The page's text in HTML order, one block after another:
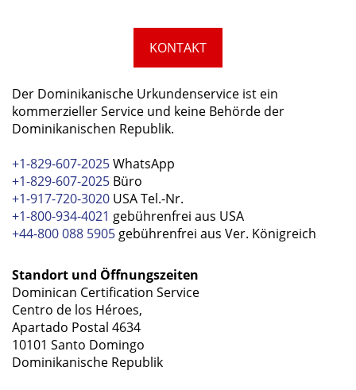
KONTAKT
Der Dominikanische Urkundenservice ist ein
kommerzieller Service und keine Behörde der
Dominikanischen Republik.
+1-829-607-2025WhatsApp
+1-829-607-2025 Büro
+1-917-720-3020 USA Tel.-Nr.
+1-800-934-4021 gebührenfrei aus USA
+44-800 088 5905 gebührenfrei aus Ver. Königreich
Standort und Öffnungszeiten
Dominican Certification Service
Centro de los Héroes,
Apartado Postal 4634
10101 Santo Domingo
Dominikanische Republik